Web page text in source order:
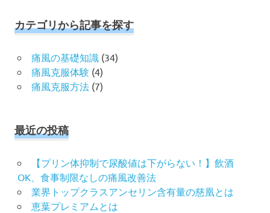
カテゴリから記事を探す
痛風の基礎知識 (34)
痛風克服体験 (4)
痛風克服方法(7)
最近の投稿
【プリン体抑制で尿酸値は下がらない！】飲酒
OK、食事制限なしの痛風改善法
業界トップクラスアンセリン含有量の慈凰とは
恵葉プレミアムとは